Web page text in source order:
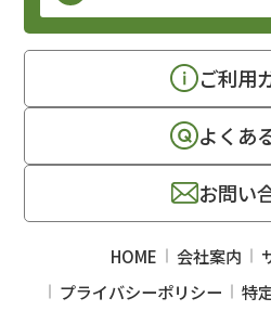
ご利用
よくあ
お問い
HOME 会社案内
プライバシーポリシー
特